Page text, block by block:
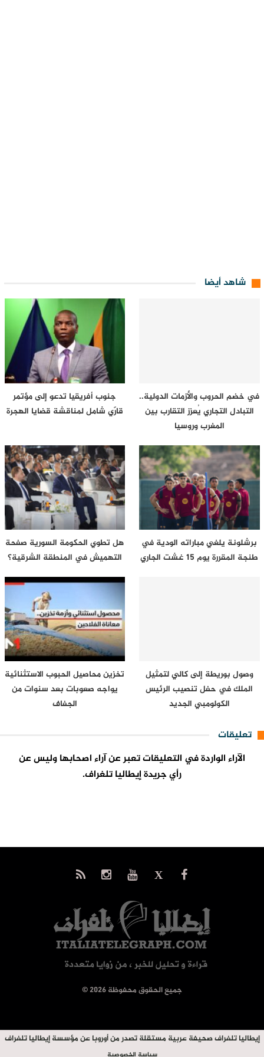
شاهد أيضا
في خضم الحروب والأزمات الدولية..
التبادل التجاري يُعزز التقارب بين
المغرب وروسيا
جنوب أفريقيا تدعو إلى مؤتمر
قارّي شامل لمناقشة قضايا الهجرة
برشلونة يلغي مباراته الودية في
طنجة المقررة يوم 15 غشت الجاري
هل تطوي الحكومة السورية صفحة
التهميش في المنطقة الشرقية؟
وصول بوريطة إلى كالي لتمثيل
الملك في حفل تنصيب الرئيس
الكولومبي الجديد
تخزين محاصيل الحبوب الاستثنائية
يواجه صعوبات بعد سنوات من
الجفاف
تعليقات
الآراء الواردة في التعليقات تعبر عن آراء اصحابها وليس عن
رأي جريدة إيطاليا تلغراف.
© جميع الحقوق محفوظة 2026
إيطاليا تلغراف صحيفة عربية مستقلة تصدر من أوروبا عن مؤسسة إيطاليا تلغراف